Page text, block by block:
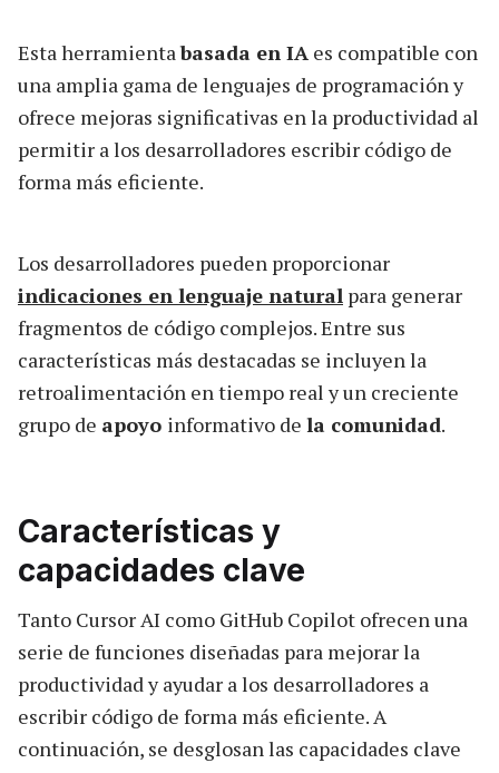
Esta herramientabasada en IA es compatible con
una amplia gama de lenguajes de programación y
ofrece mejoras significativas en la productividad al
permitir a los desarrolladores escribir código de
forma más eficiente.
Los desarrolladores pueden proporcionar
indicaciones en lenguaje natural para generar
fragmentos de código complejos. Entre sus
características más destacadas se incluyen la
retroalimentación en tiempo real y un creciente
grupo de apoyo informativo de la comunidad.
Características y
capacidades clave
Tanto Cursor AI como GitHub Copilot ofrecen una
serie de funciones diseñadas para mejorar la
productividad y ayudar a los desarrolladores a
escribir código de forma más eficiente. A
continuación, se desglosan las capacidades clave